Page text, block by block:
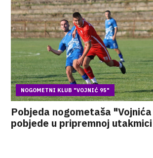
NOGOMETNI KLUB "VOJNIĆ 95"
Pobjeda nogometaša
pobjede u pripremnoj utakmici